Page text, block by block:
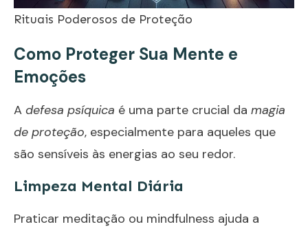
Rituais Poderosos de Proteção
Como Proteger Sua Mente e
Emoções
A defesa psíquica é uma parte crucial da magia
de proteção, especialmente para aqueles que
são sensíveis às energias ao seu redor.
Limpeza Mental Diária
Praticar meditação ou mindfulness ajuda a